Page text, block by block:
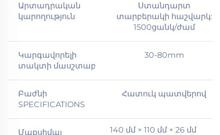
Արտադրական
կարողություն
Ստանդարտ
տարբերակի հաշվարկ:
1500ցանկ/ժամ
Կարգավորելի
տակտի մասշտաբ
30-80mm
Բաժնի
SPECIFICATIONS
Հատուկ պատվերով
Մաքսիմալ 140 մմ × 110 մմ × 26 մմ